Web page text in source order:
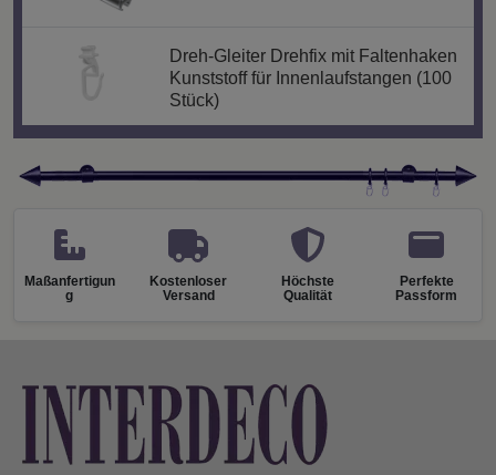
Dreh-Gleiter Drehfix mit Faltenhaken
Kunststoff für Innenlaufstangen (100
Stück)
Maßanfertigun
g
Kostenloser
Versand
Höchste
Qualität
Perfekte
Passform